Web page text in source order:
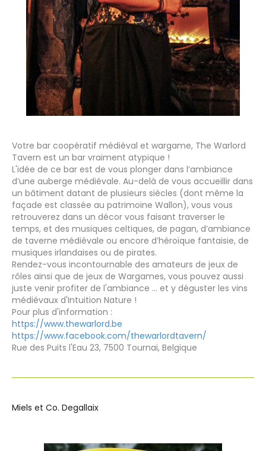
Votre bar coopératif médiéval et wargame, The Warlord
Tavern est un bar vraiment atypique !
L'idée de ce bar est de vous plonger dans l’ambiance
d’une auberge médiévale. Au-delà de vous accueillir dans
un bâtiment datant de plusieurs siècles (dont même la
façade est classée au patrimoine Wallon), vous vous
retrouverez dans un décor vous faisant traverser le
temps, et des musiques celtiques, de pagan, d’ambiance
de taverne médiévale ou encore d’héroïque fantaisie, de
musiques irlandaises ou de pirates.
Rendez-vous incontournable des amateurs de jeux de
rôles ainsi que de jeux de Wargames, vous pouvez aussi
juste venir profiter de l'ambiance ... et y déguster les vins
médiévaux d'Intuition Nature !
Pour plus d'information :
https://www.thewarlord.be
https://www.facebook.com/thewarlordtavern/
Rue des Puits l'Eau 23, 7500 Tournai, Belgique
Miels et Co. Degallaix